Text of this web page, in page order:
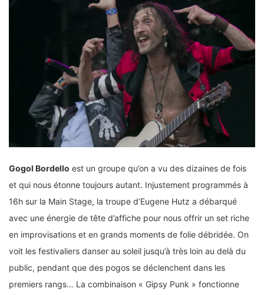
Gogol Bordello est un groupe qu’on a vu des dizaines de fois
et qui nous étonne toujours autant. Injustement programmés à
16h sur la Main Stage, la troupe d’Eugene Hutz a débarqué
avec une énergie de tête d’affiche pour nous offrir un set riche
en improvisations et en grands moments de folie débridée. On
voit les festivaliers danser au soleil jusqu’à très loin au delà du
public, pendant que des pogos se déclenchent dans les
premiers rangs… La combinaison « Gipsy Punk » fonctionne